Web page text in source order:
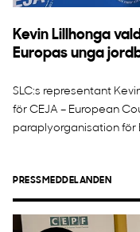
Kevin Lillhonga
Europas unga
SLC:s representant
för CEJA – European
paraplyorganisation för
PRESSMEDDELANDEN